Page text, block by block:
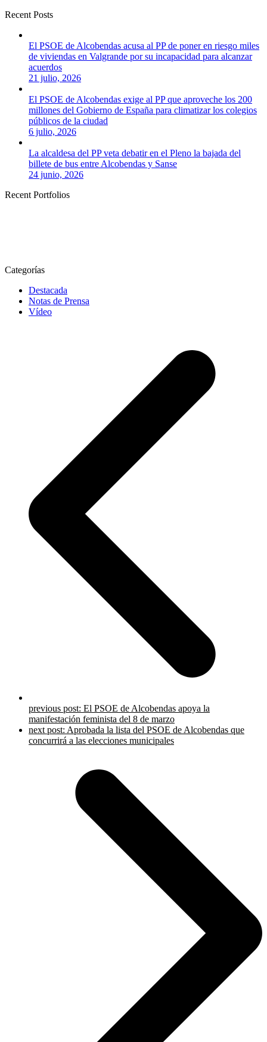
Recent Posts
El PSOE de Alcobendas acusa al PP de poner en riesgo miles
de viviendas en Valgrande por su incapacidad para alcanzar
acuerdos
21 julio, 2026
El PSOE de Alcobendas exige al PP que aproveche los 200
millones del Gobierno de España para climatizar los colegios
públicos de la ciudad
6 julio, 2026
La alcaldesa del PP veta debatir en el Pleno la bajada del
billete de bus entre Alcobendas y Sanse
24 junio, 2026
Recent Portfolios
Categorías
Destacada
Notas de Prensa
Vídeo
previous post: El PSOE de Alcobendas apoya la
manifestación feminista del 8 de marzo
next post: Aprobada la lista del PSOE de Alcobendas que
concurrirá a las elecciones municipales